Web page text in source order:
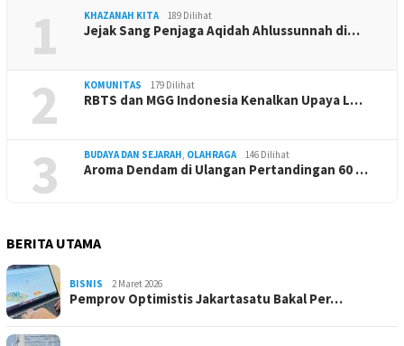
1 KHAZANAH KITA 189 Dilihat
Jejak Sang Penjaga Aqidah Ahlussunnah di…
2 KOMUNITAS 179 Dilihat
RBTS dan MGG Indonesia Kenalkan Upaya L…
3 BUDAYA DAN SEJARAH, OLAHRAGA 146 Dilihat
Aroma Dendam di Ulangan Pertandingan 60 …
BERITA UTAMA
BISNIS 2 Maret 2026
Pemprov Optimistis Jakartasatu Bakal Per…